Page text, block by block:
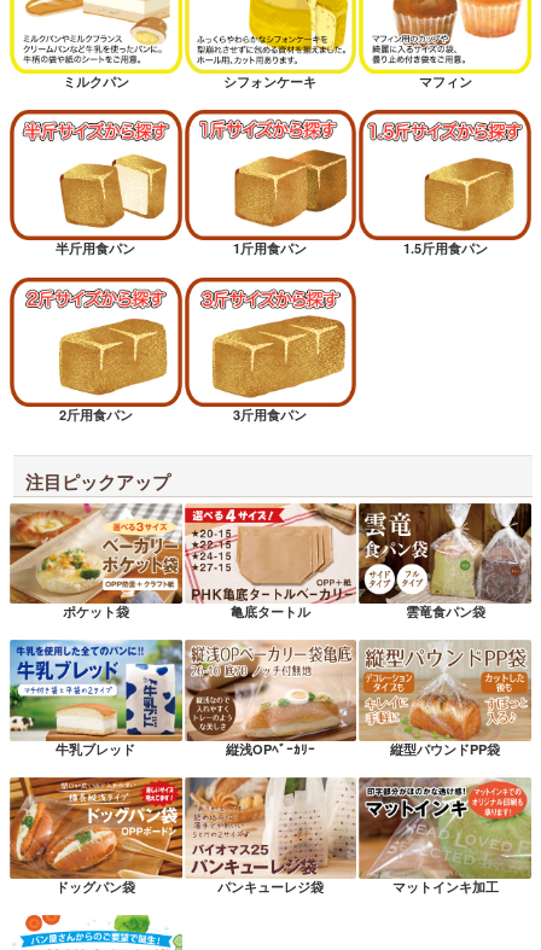
ミルクパン シフォンケーキ マフィン
半斤用食パン 1斤用食パン 1.5斤用食パン
2斤用食パン 3斤用食パン
注目ピックアップ
ポケット袋 亀底タートル 雲竜食パン袋
牛乳ブレッド 縦浅OPﾍﾞｰｶﾘｰ 縦型パウンドPP袋
ドッグパン袋 パンキューレジ袋 マットインキ加工